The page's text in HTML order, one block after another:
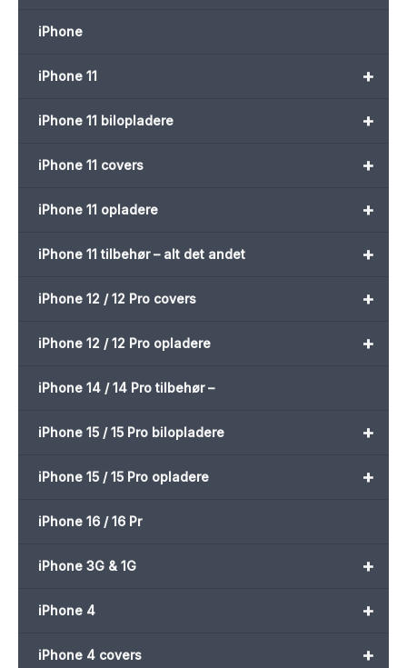
iPhone
+
iPhone 11
+
iPhone 11 bilopladere
+
iPhone 11 covers
+
iPhone 11 opladere
+
iPhone 11 tilbehør – alt det andet
+
iPhone 12 / 12 Pro covers
+
iPhone 12 / 12 Pro opladere
iPhone 14 / 14 Pro tilbehør –
+
iPhone 15 / 15 Pro bilopladere
+
iPhone 15 / 15 Pro opladere
iPhone 16 / 16 Pr
+
iPhone 3G & 1G
+
iPhone 4
+
iPhone 4 covers